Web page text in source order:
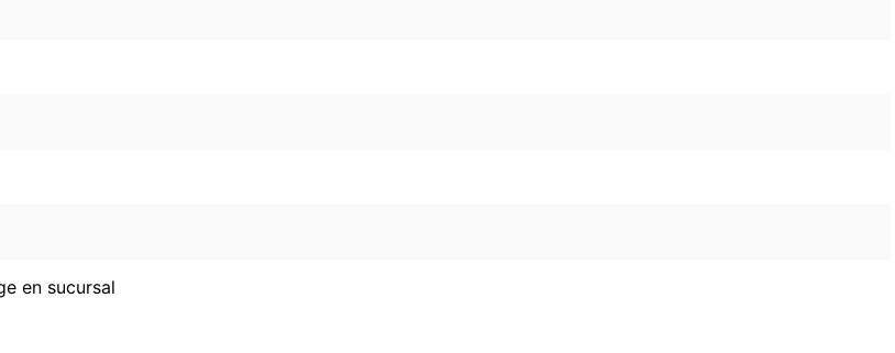
en sucursal